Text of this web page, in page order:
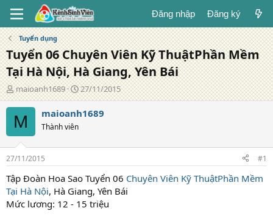
Đăng nhập Đăng ký
Tuyển dụng
Tuyển 06 Chuyên Viên Kỹ ThuậtPhần Mềm
Tại Hà Nội, Hà Giang, Yên Bái
T
á
c
g
ả
maioanh1689
N
g
à
g
27/11/2015
M maioanh1689
Thành viên
27/11/2015 #1
Tập Đoàn Hoa Sao Tuyển 06 Chuyên Viên Kỹ ThuậtPhần Mềm
Tại Hà Nội, Hà Giang, Yên Bái
Mức lương: 12 - 15 triệu